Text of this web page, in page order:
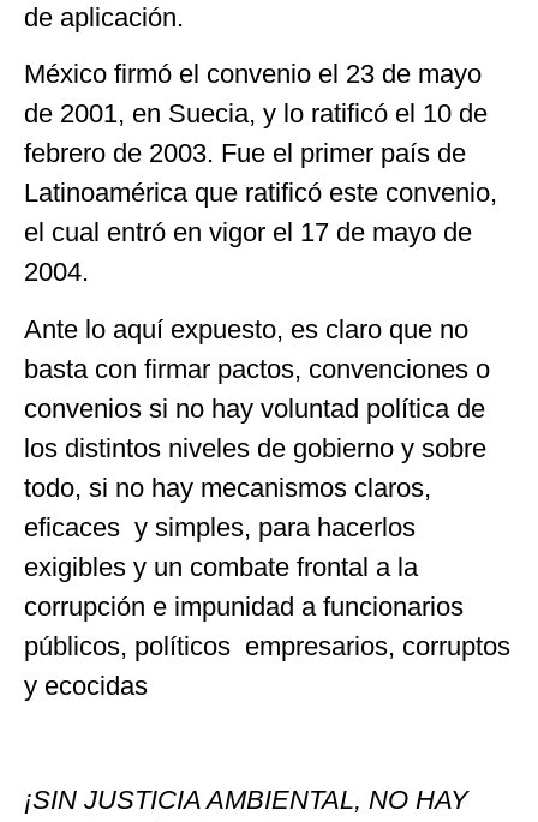
de aplicación.
México firmó el convenio el 23 de mayo
de 2001, en Suecia, y lo ratificó el 10 de
febrero de 2003. Fue el primer país de
Latinoamérica que ratificó este convenio,
el cual entró en vigor el 17 de mayo de
2004.
Ante lo aquí expuesto, es claro que no
basta con firmar pactos, convenciones o
convenios si no hay voluntad política de
los distintos niveles de gobierno y sobre
todo, si no hay mecanismos claros,
eficaces y simples, para hacerlos
exigibles y un combate frontal a la
corrupción e impunidad a funcionarios
públicos, políticos empresarios, corruptos
y ecocidas
¡SIN JUSTICIA AMBIENTAL, NO HAY